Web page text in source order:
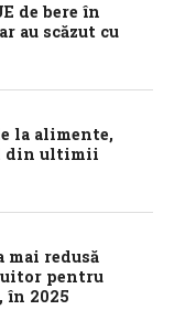
de bere în
au scăzut cu
la alimente,
din ultimii
mai redusă
pentru
în 2025